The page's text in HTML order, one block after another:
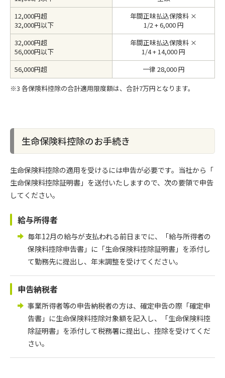
12,000円超
32,000円以下
年間正味払込保険料 ×
1/2 + 6,000 円
32,000円超
56,000円以下
年間正味払込保険料 ×
1/4 + 14,000 円
56,000円超
一律 28,000 円
※3 各保険料控除の合計適用限度額は、合計7万円となります。
生命保険料控除のお手続き
生命保険料控除の適用を受けるには申告が必要です。当社から「
生命保険料控除証明書」を送付いたしますので、次の要領で申告
してください。
給与所得者
毎年12月の給与が支払われる前日までに、「給与所得者の
保険料控除申告書」に「生命保険料控除証明書」を添付し
て勤務先に提出し、年末調整を受けてください。
申告納税者
事業所得者等の申告納税者の方は、確定申告の際「確定申
告書」に生命保険料控除対象額を記入し、「生命保険料控
除証明書」を添付して税務署に提出し、控除を受けてくだ
さい。